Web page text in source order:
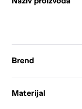
Brend
Materijal